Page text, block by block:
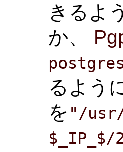
きるよ
か、
postgres
るよう
を "/